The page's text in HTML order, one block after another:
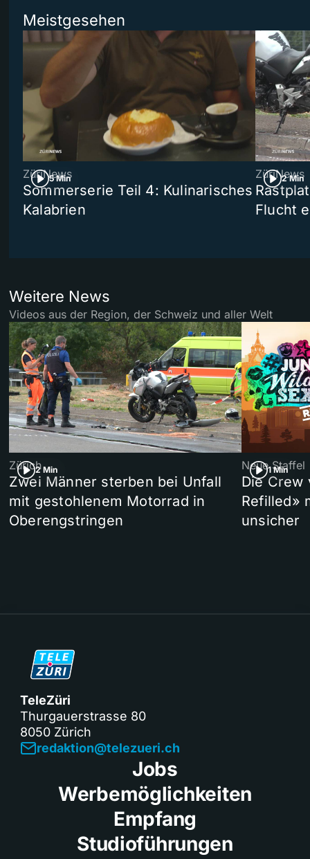
Meistgesehen
5 Min
ZüriNews
Sommerserie Teil 4: Kulinarisches
Kalabrien
2 Min
ZüriNews
Flucht
Weitere News
Videos aus der Region, der Schweiz und aller Welt
2 Min
Zürich
Zwei Männer sterben bei Unfall
mit gestohlenem Motorrad in
Oberengstringen
1 Min
Neue Staffel
Die Crew
Refilled»
unsicher
TeleZüri
Thurgauerstrasse 80
8050 Zürich
redaktion@telezueri.ch
Jobs
Werbemöglichkeiten
Empfang
Studioführungen